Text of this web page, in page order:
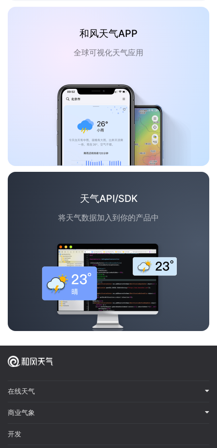
和风天气APP
全球可视化天气应用
天气API/SDK
将天气数据加入到你的产品中
在线天气
商业气象
开发